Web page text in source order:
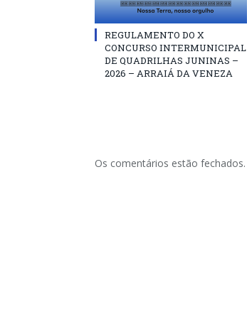
REGULAMENTO DO X
CONCURSO INTERMUNICIPAL
DE QUADRILHAS JUNINAS –
2026 – ARRAIÁ DA VENEZA
Os comentários estão fechados.